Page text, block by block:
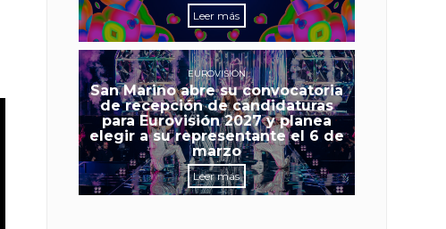
Leer más
EUROVISIÓN
San Marino abre su convocatoria
de recepción de candidaturas
para Eurovisión 2027 y planea
elegir a su representante el 6 de
marzo
Leer más